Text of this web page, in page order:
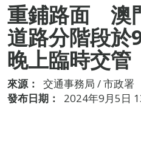
重鋪路面 澳
道路分階段於
晚上臨時交管
來源：
交通事務局 / 市政署
發布日期：
2024年9月5日